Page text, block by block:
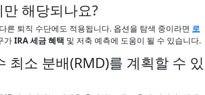
해당되나요?
른 퇴직 수단에도 적용됩니다. 옵션을 탐색 중이라면 로
가IRA 세금 혜택 및 저축 예측에 도움이 될 수 있습니다.
최소 분배(RMD)를 계획할 수 있